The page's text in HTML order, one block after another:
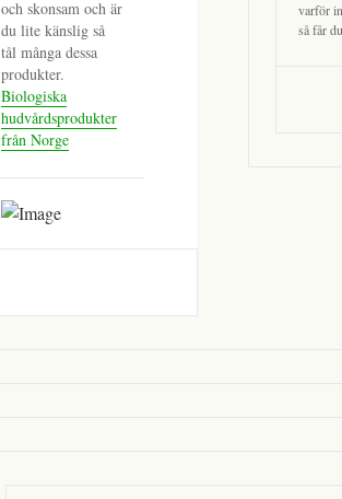
och skonsam och är
du lite känslig så
tål många dessa
produkter.
Biologiska
hudvårdsprodukter
från Norge
varför
så får